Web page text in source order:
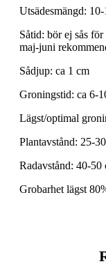
Utsädesmängd:
Såtid: bör ej sås
maj-juni
Sådjup: ca 1 cm
Groningstid: ca 6-
Lägst/optimal
Plantavstånd: 25-
Radavstånd: 40-50
Grobarhet lägst